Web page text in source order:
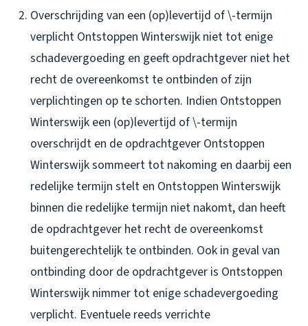
Overschrijding van een (op)levertijd of \-termijn
verplicht Ontstoppen Winterswijk niet tot enige
schadevergoeding en geeft opdrachtgever niet het
recht de overeenkomst te ontbinden of zijn
verplichtingen op te schorten. Indien Ontstoppen
Winterswijk een (op)levertijd of \-termijn
overschrijdt en de opdrachtgever Ontstoppen
Winterswijk sommeert tot nakoming en daarbij een
redelijke termijn stelt en Ontstoppen Winterswijk
binnen die redelijke termijn niet nakomt, dan heeft
de opdrachtgever het recht de overeenkomst
buitengerechtelijk te ontbinden. Ook in geval van
ontbinding door de opdrachtgever is Ontstoppen
Winterswijk nimmer tot enige schadevergoeding
verplicht. Eventuele reeds verrichte